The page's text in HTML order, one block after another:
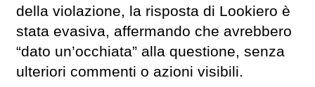
della violazione, la risposta di Lookiero è
stata evasiva, affermando che avrebbero
“dato un’occhiata” alla questione, senza
ulteriori commenti o azioni visibili.